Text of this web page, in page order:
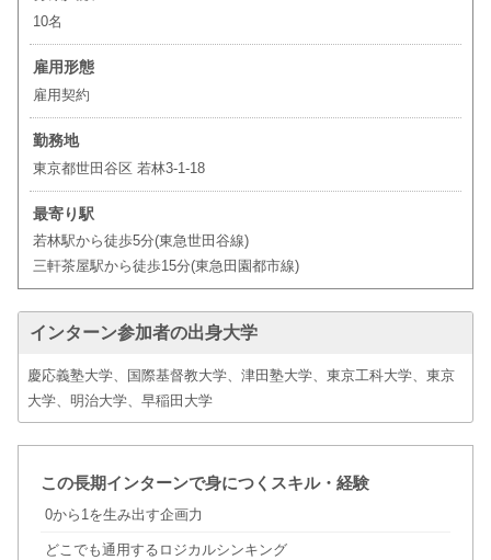
10名
雇用形態
雇用契約
勤務地
東京都世田谷区 若林3-1-18
最寄り駅
若林駅から徒歩5分(東急世田谷線)
三軒茶屋駅から徒歩15分(東急田園都市線)
インターン参加者の出身大学
慶応義塾大学、国際基督教大学、津田塾大学、東京工科大学、東京
大学、明治大学、早稲田大学
この長期インターンで身につくスキル・経験
0から1を生み出す企画力
どこでも通用するロジカルシンキング